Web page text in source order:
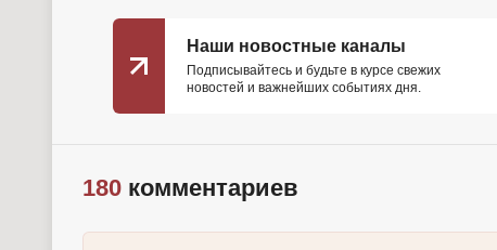
Наши новостные каналы
Подписывайтесь и будьте в курсе свежих
новостей и важнейших событиях дня.
180 комментариев